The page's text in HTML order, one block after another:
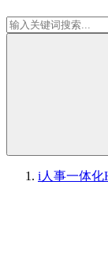
i人事一体化